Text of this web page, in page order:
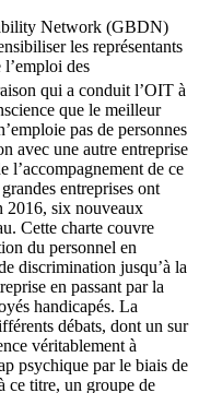
Network (GBDN)
les représentants
des
qui a conduit l’OIT à
que le meilleur
pas de personnes
avec une autre entreprise
l’accompagnement de ce
entreprises ont
2016, six nouveaux
Cette charte couvre
du personnel en
discrimination jusqu’à la
en passant par la
handicapés. La
débats, dont un sur
véritablement à
psychique par le biais de
ce titre, un groupe de